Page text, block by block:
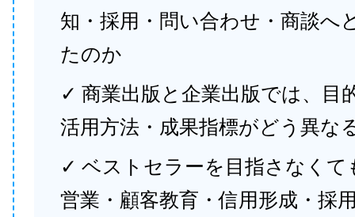
知・採用・問い合わせ・商談へ
たのか
✓ 商業出版と企業出版では、目
活用方法・成果指標がどう異な
✓ ベストセラーを目指さなくて
営業・顧客教育・信用形成・採